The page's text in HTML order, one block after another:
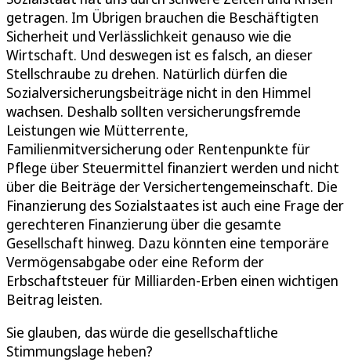
getragen. Im Übrigen brauchen die Beschäftigten
Sicherheit und Verlässlichkeit genauso wie die
Wirtschaft. Und deswegen ist es falsch, an dieser
Stellschraube zu drehen. Natürlich dürfen die
Sozialversicherungsbeiträge nicht in den Himmel
wachsen. Deshalb sollten versicherungsfremde
Leistungen wie Mütterrente,
Familienmitversicherung oder Rentenpunkte für
Pflege über Steuermittel finanziert werden und nicht
über die Beiträge der Versichertengemeinschaft. Die
Finanzierung des Sozialstaates ist auch eine Frage der
gerechteren Finanzierung über die gesamte
Gesellschaft hinweg. Dazu könnten eine temporäre
Vermögensabgabe oder eine Reform der
Erbschaftsteuer für Milliarden-Erben einen wichtigen
Beitrag leisten.
Sie glauben, das würde die gesellschaftliche
Stimmungslage heben?